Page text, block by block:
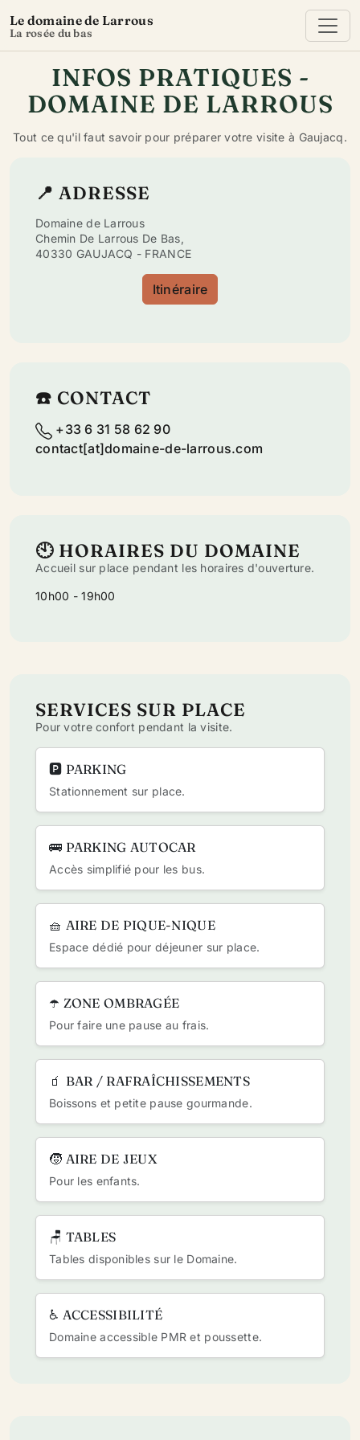
Le domaine de Larrous
La rosée du bas
INFOS PRATIQUES -
DOMAINE DE LARROUS
Tout ce qu'il faut savoir pour préparer votre visite à Gaujacq.
📍 ADRESSE
Domaine de Larrous
Chemin De Larrous De Bas,
40330 GAUJACQ - FRANCE
Itinéraire
☎️ CONTACT
+33 6 31 58 62 90
contact[at]domaine-de-larrous.com
🕙 HORAIRES DU DOMAINE
Accueil sur place pendant les horaires d'ouverture.
10h00 - 19h00
SERVICES SUR PLACE
Pour votre confort pendant la visite.
🅿️ PARKING
Stationnement sur place.
🚌 PARKING AUTOCAR
Accès simplifié pour les bus.
🧺 AIRE DE PIQUE-NIQUE
Espace dédié pour déjeuner sur place.
☂️ ZONE OMBRAGÉE
Pour faire une pause au frais.
🧃 BAR / RAFRAÎCHISSEMENTS
Boissons et petite pause gourmande.
🧒 AIRE DE JEUX
Pour les enfants.
🪑 TABLES
Tables disponibles sur le Domaine.
♿ ACCESSIBILITÉ
Domaine accessible PMR et poussette.